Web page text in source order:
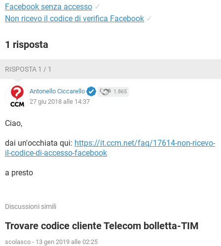
Facebook senza accesso ✓
Non ricevo il codice di verifica Facebook ✓
1 risposta
RISPOSTA 1 / 1
Antonello Ciccarello 1.865
27 giu 2018 alle 14:37
Ciao,
dai un'occhiata qui: https://it.ccm.net/faq/17614-non-ricevo-
il-codice-di-accesso-facebook
a presto
Discussioni simili
Trovare codice cliente Telecom bolletta-TIM
scolasco - 13 gen 2019 alle 02:25